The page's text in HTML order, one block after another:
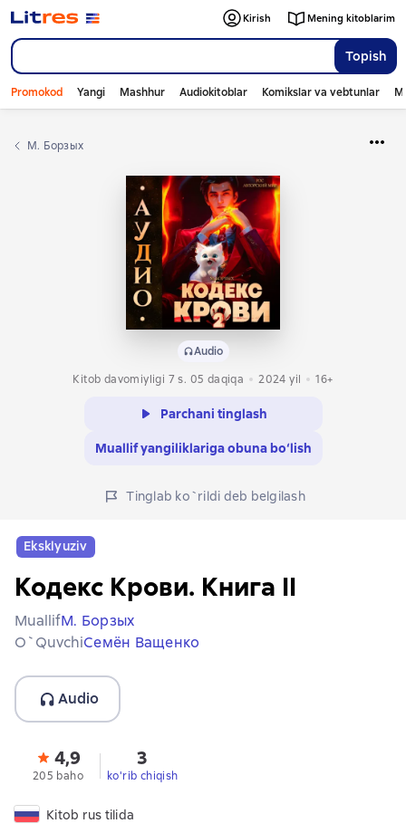
Topish
Kirish Mening kitoblarim
Promokod Yangi Mashhur Audiokitoblar Komikslar va vebtunlar
М. Борзых
Audio
Kitob davomiyligi 7 s. 05 daqiqa
2024 yil 16+
Parchani tinglash
Muallif yangiliklariga obuna bo‘lish
Tinglab ko`rildi deb belgilash
Eksklyuziv
Кодекс Крови. Книга II
MuallifМ. Борзых
O`quvchiСемён Ващенко
Audio
4,9
205 baho
3
ko'rib chiqish
Kitob rus tilida